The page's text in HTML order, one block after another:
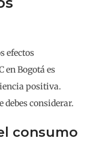
efectos
en Bogotá es
positiva.
debes considerar.
consumo